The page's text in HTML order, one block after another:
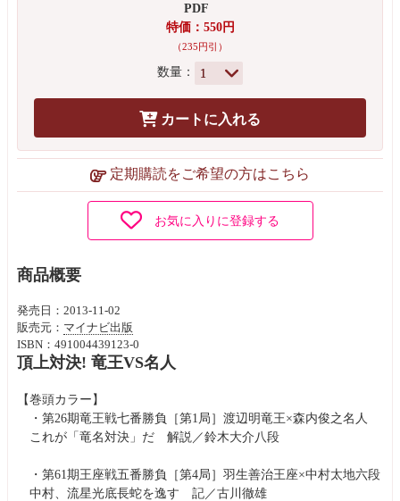
PDF
特価：550円
（235円引）
数量：
カートに入れる
定期購読をご希望の方はこちら
お気に入りに登録する
商品概要
発売日：2013-11-02
販売元： マイナビ出版
ISBN：491004439123-0
頂上対決! 竜王VS名人
【巻頭カラー】
・第26期竜王戦七番勝負［第1局］渡辺明竜王×森内俊之名人
これが「竜名対決」だ 解説／鈴木大介八段
・第61期王座戦五番勝負［第4局］羽生善治王座×中村太地六段
中村、流星光底長蛇を逸す 記／古川徹雄